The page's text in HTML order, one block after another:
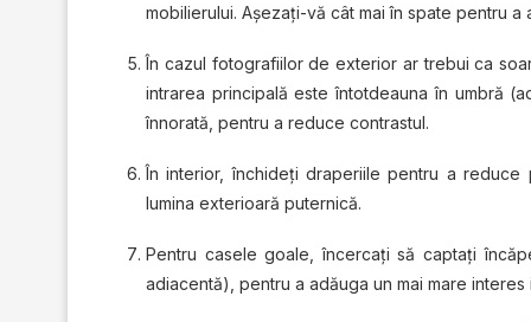
mobilierului. Aşezaţi-vă cât mai în spate pentru a
În cazul fotografiilor de exterior ar trebui ca
intrarea principală este întotdeauna în umbră
înnorată, pentru a reduce contrastul.
În interior, închideți draperiile pentru a
lumina exterioară puternică.
Pentru casele goale, încercați să captaţi
adiacentă), pentru a adăuga un mai mare interes